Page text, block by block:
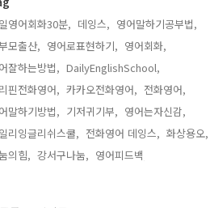
영어회화30분, 데잉스, 영어말하기공부법,
모출산, 영어로표현하기, 영어회화,
잘하는방법, DailyEnglishSchool,
핀전화영어, 카카오전화영어, 전화영어,
말하기방법, 기저귀기부, 영어는자신감,
리잉글리쉬스쿨, 전화영어 데잉스, 화상용오,
의힘, 강서구나눔, 영어피드백,